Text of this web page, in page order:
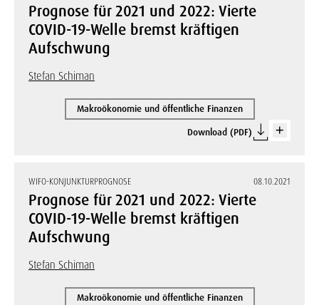
Prognose für 2021 und 2022: Vierte
COVID-19-Welle bremst kräftigen
Aufschwung
Stefan Schiman
Makroökonomie und öffentliche Finanzen
Download (PDF)
WIFO-KONJUNKTURPROGNOSE 08.10.2021
Prognose für 2021 und 2022: Vierte
COVID-19-Welle bremst kräftigen
Aufschwung
Stefan Schiman
Makroökonomie und öffentliche Finanzen